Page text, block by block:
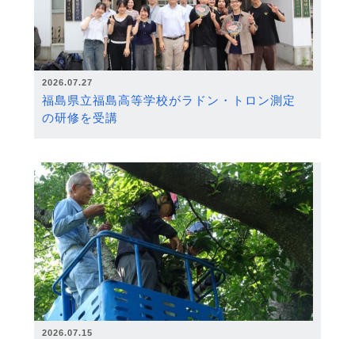
2026.07.27
福島県立福島高等学校がラドン・トロン測定
の研修を受講
2026.07.15